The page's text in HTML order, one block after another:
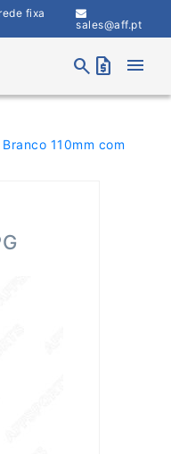
fixa
sales@aff.pt
search request_quote menu
110mm com